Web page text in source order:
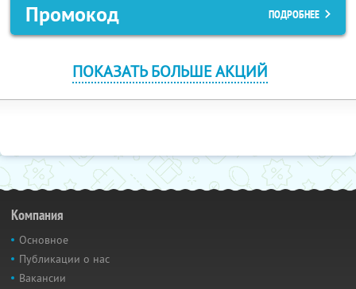
Промокод ПОДРОБНЕЕ
ПОКАЗАТЬ БОЛЬШЕ АКЦИЙ
Компания
Основное
Публикации о нас
Вакансии